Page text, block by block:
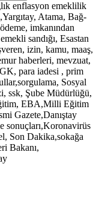
enflasyon emeklilik
Atama, Bağ-
imkanından
sandığı, Esastan
izin, kamu, maaş,
haberleri, mevzuat,
para iadesi , prim
Sosyal
ssk, Şube Müdürlüğü,
EBA,Milli Eğitim
Gazete,Danıştay
sonuçları,Koronavirüs
Son Dakika,sokağa
Bakanı,